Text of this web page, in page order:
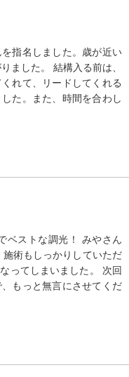
指名しました。歳が近い
ました。 結構入る前は、
れて、リードしてくれる
た。また、時間を合わし
ベストな調光！ みやさん
術もしっかりしていただ
ってしまいました。 次回
もっと無言にさせてくだ